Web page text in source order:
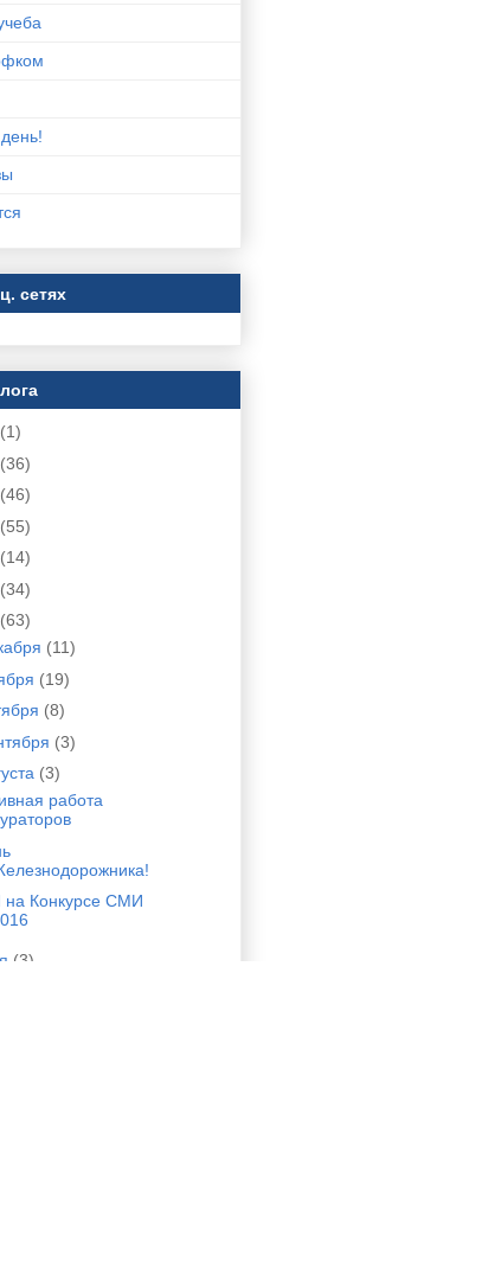
сетях
(1)
(36)
(46)
(55)
(14)
(34)
(63)
(11)
(19)
(8)
(3)
(3)
работа
Конкурсе СМИ
(3)